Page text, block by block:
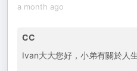
a month ago
CC
Ivan大大您好，小弟有關於人